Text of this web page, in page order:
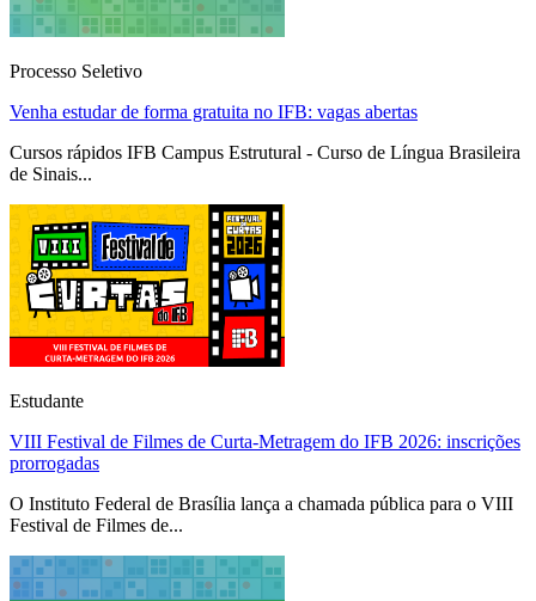
Processo Seletivo
Venha estudar de forma gratuita no IFB: vagas abertas
Cursos rápidos IFB Campus Estrutural - Curso de Língua Brasileira
de Sinais...
Estudante
VIII Festival de Filmes de Curta-Metragem do IFB 2026: inscrições
prorrogadas
O Instituto Federal de Brasília lança a chamada pública para o VIII
Festival de Filmes de...